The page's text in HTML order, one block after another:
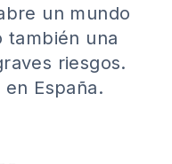
un mundo
también una
riesgos.
España.